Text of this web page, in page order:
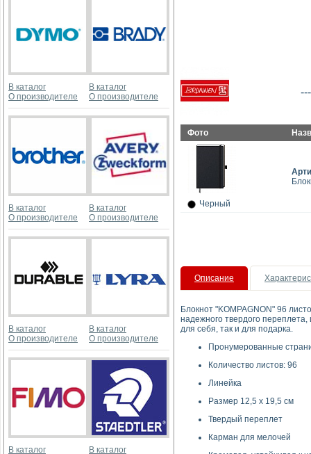
В каталог
О производителе
В каталог
О производителе
В каталог
О производителе
В каталог
О производителе
В каталог
О производителе
В каталог
О производителе
В каталог
В каталог
Фото
Черный
Описание
Блокнот "KOMPAGNON" 96
надежного твердого
для себя, так и для подарка.
Пронумерованные
Количество листов: 96
Линейка
Размер 12,5 х 19,5 см
Твердый переплет
Карман для мелочей